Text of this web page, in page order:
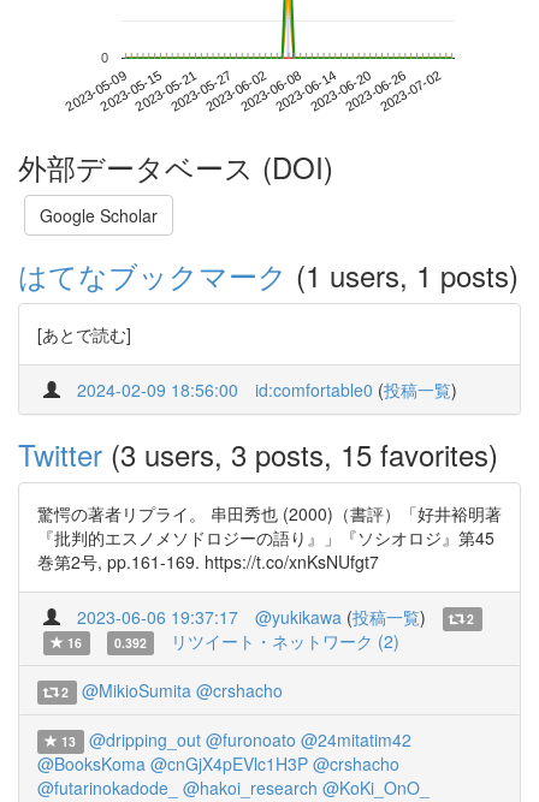
2023-05-092023-05-152023-05-212023-05-272023-06-022023-06-082023-06-142023-06-202023-06-262023-07-02
0
外部データベース (DOI)
Google Scholar
はてなブックマーク (1 users, 1 posts)
[あとで読む]
2024-02-09 18:56:00 id:comfortable0 (投稿一覧)
Twitter (3 users, 3 posts, 15 favorites)
驚愕の著者リプライ。 串田秀也 (2000)（書評）「好井裕明著
『批判的エスノメソドロジーの語り』」『ソシオロジ』第45
巻第2号, pp.161-169. https://t.co/xnKsNUfgt7
2023-06-06 19:37:17 @yukikawa (投稿一覧)
2
16
0.392 リツイート・ネットワーク (2)
2 @MikioSumita @crshacho
13 @dripping_out @furonoato @24mitatim42
@BooksKoma @cnGjX4pEVlc1H3P @crshacho
@futarinokadode_ @hakoi_research @KoKi_OnO_